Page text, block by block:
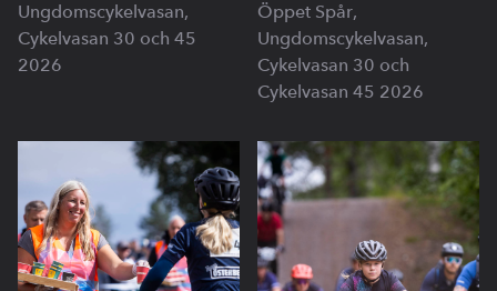
Ungdomscykelvasan,
Cykelvasan 30 och 45
2026
Öppet Spår,
Ungdomscykelvasan,
Cykelvasan 30 och
Cykelvasan 45 2026